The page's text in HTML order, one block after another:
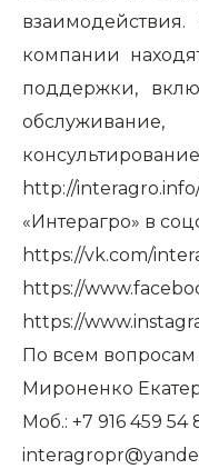
компании
поддержки,
http://
«Интерагро» в
https://vk.com/
https://
https://
По всем вопросам
Мироненко
Моб.: +7 916 459 54
interagropr@